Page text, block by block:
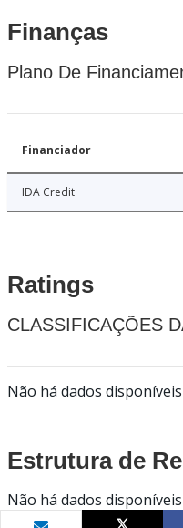
Finanças
Plano De
Financiador
IDA Credit
Ratings
CLASSIFICAÇÕES
Não há dados disponíveis
Estrutura de
Não há dados disponíveis